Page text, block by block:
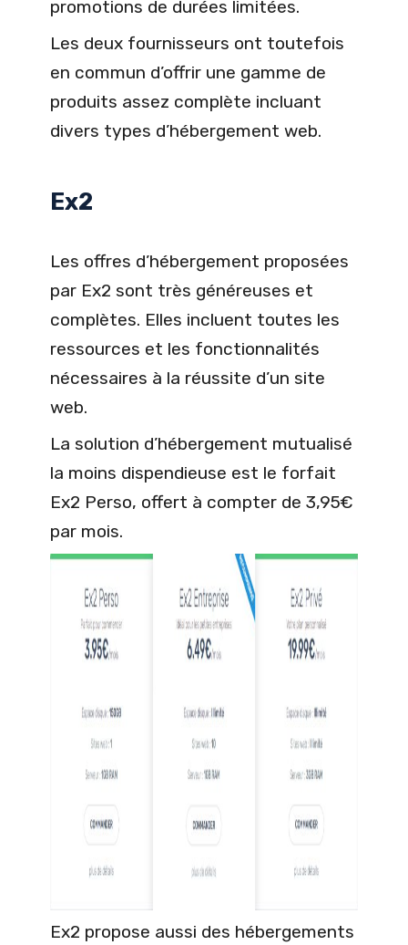
promotions de durées limitées.
Les deux fournisseurs ont toutefois
en commun d’offrir une gamme de
produits assez complète incluant
divers types d’hébergement web.
Ex2
Les offres d’hébergement proposées
par Ex2 sont très généreuses et
complètes. Elles incluent toutes les
ressources et les fonctionnalités
nécessaires à la réussite d’un site
web.
La solution d’hébergement mutualisé
la moins dispendieuse est le forfait
Ex2 Perso, offert à compter de 3,95€
par mois.
Ex2 propose aussi des hébergements